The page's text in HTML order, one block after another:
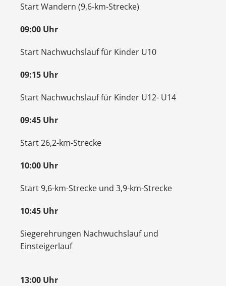
Start Wandern (9,6-km-Strecke)
09:00 Uhr
Start Nachwuchslauf für Kinder U10
09:15 Uhr
Start Nachwuchslauf für Kinder U12- U14
09:45 Uhr
Start 26,2-km-Strecke
10:00 Uhr
Start 9,6-km-Strecke und 3,9-km-Strecke
10:45 Uhr
Siegerehrungen Nachwuchslauf und
Einsteigerlauf
13:00 Uhr